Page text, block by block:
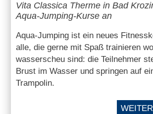
Vita Classica Therme in Bad
Aqua-Jumping-Kurse an
Aqua-Jumping ist ein neues
alle, die gerne mit Spaß trainieren
wasserscheu sind: die Teilnehmer
Brust im Wasser und springen auf
Trampolin.